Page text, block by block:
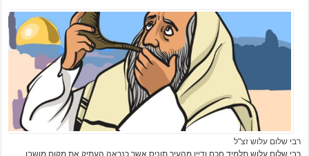
רבי שלום עלוש זצ"ל
רבי שלום עלוש תלמיד חכם ודיין מהעיר תוניס אשר כנראה העתיק את מקום מושבו